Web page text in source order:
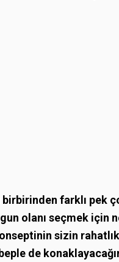
farklı pek
olanı seçmek
sizin
de